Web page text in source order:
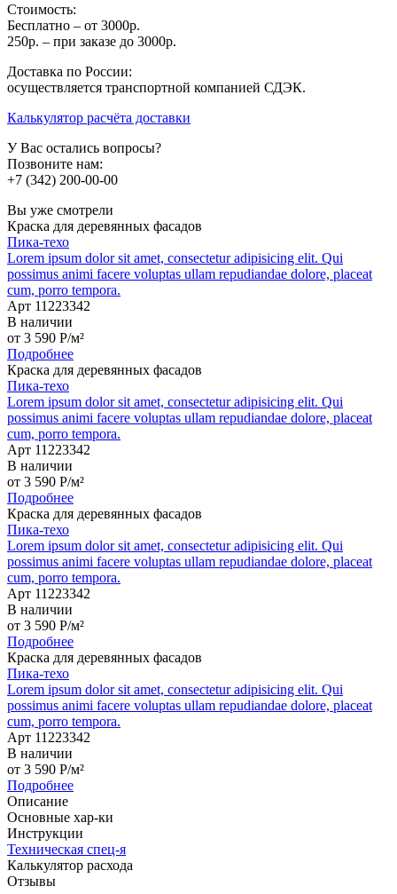
Стоимость:
Бесплатно – от 3000р.
250р. – при заказе до 3000р.
Доставка по России:
осуществляется транспортной компанией СДЭК.
Калькулятор расчёта доставки
У Вас остались вопросы?
Позвоните нам:
+7 (342) 200-00-00
Вы уже смотрели
Краска для деревянных фасадов
Пика-техо
Lorem ipsum dolor sit amet, consectetur adipisicing elit. Qui
possimus animi facere voluptas ullam repudiandae dolore, placeat
cum, porro tempora.
Арт 11223342
В наличии
от 3 590 P/м²
Подробнее
Краска для деревянных фасадов
Пика-техо
Lorem ipsum dolor sit amet, consectetur adipisicing elit. Qui
possimus animi facere voluptas ullam repudiandae dolore, placeat
cum, porro tempora.
Арт 11223342
В наличии
от 3 590 P/м²
Подробнее
Краска для деревянных фасадов
Пика-техо
Lorem ipsum dolor sit amet, consectetur adipisicing elit. Qui
possimus animi facere voluptas ullam repudiandae dolore, placeat
cum, porro tempora.
Арт 11223342
В наличии
от 3 590 P/м²
Подробнее
Краска для деревянных фасадов
Пика-техо
Lorem ipsum dolor sit amet, consectetur adipisicing elit. Qui
possimus animi facere voluptas ullam repudiandae dolore, placeat
cum, porro tempora.
Арт 11223342
В наличии
от 3 590 P/м²
Подробнее
Описание
Основные хар-ки
Инструкции
Техническая спец-я
Калькулятор расхода
Отзывы